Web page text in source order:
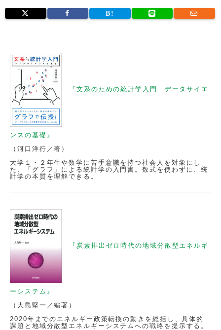
『文系のための統計学入門 データサイエ
ンスの基礎』
（河口洋行／著）
大学１・２年生や数学に苦手意識を持つ社会人を対象にし
た、「グラフ」による統計学の入門書。数式を使わずに、統
計学の本質を理解できる。
『炭素排出ゼロ時代の地域分散型エネルギ
ーシステム』
（大島堅一／編著）
2020年までのエネルギー政策転換の動きを総括し、具体的
課題と地域分散型エネルギーシステムへの戦略を提示する。